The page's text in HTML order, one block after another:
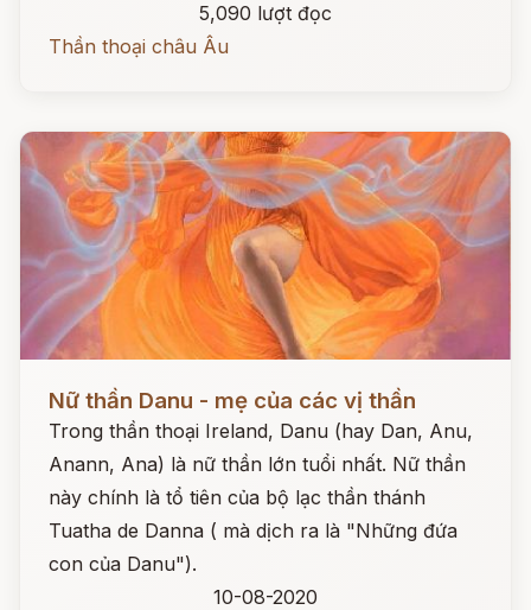
5,090 lượt đọc
Thần thoại châu Âu
Nữ thần Danu - mẹ của các vị thần
Trong thần thoại Ireland, Danu (hay Dan, Anu,
Anann, Ana) là nữ thần lớn tuổi nhất. Nữ thần
này chính là tổ tiên của bộ lạc thần thánh
Tuatha de Danna ( mà dịch ra là "Những đứa
con của Danu").
10-08-2020